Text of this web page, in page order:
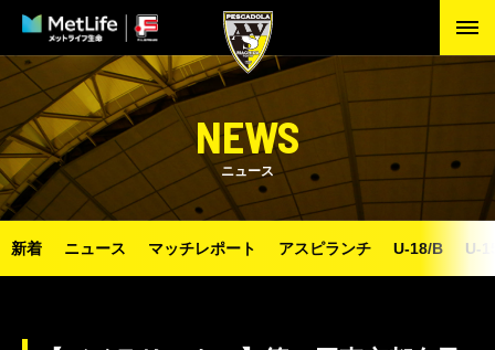
NEWS
ニュース
新着 ニュース マッチレポート アスピランチ U-18/B U-